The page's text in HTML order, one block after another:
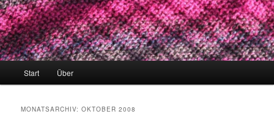
Start Über
MONATSARCHIV:OKTOBER 2008